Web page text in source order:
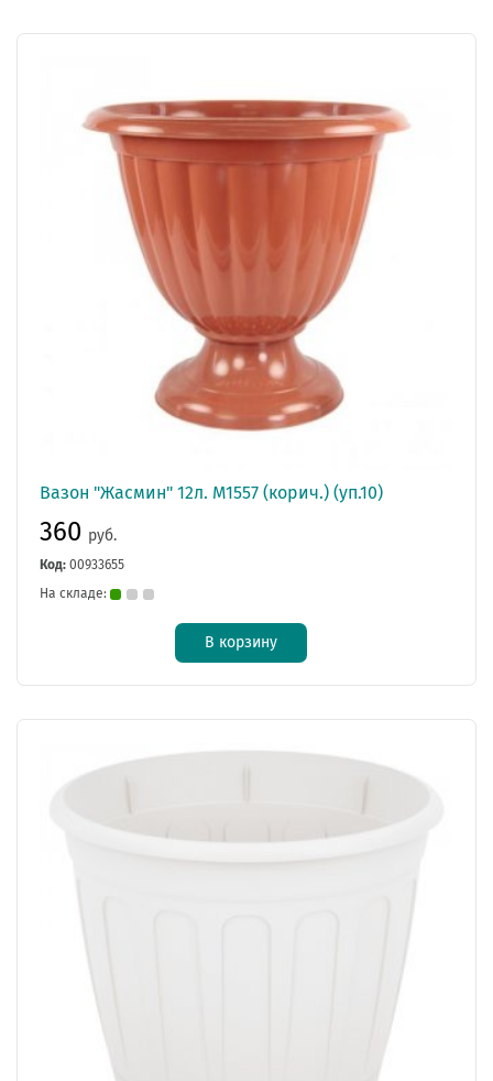
Вазон "Жасмин" 12л. М1557 (корич.) (уп.10)
360 руб.
Код: 00933655
На складе:
В корзину